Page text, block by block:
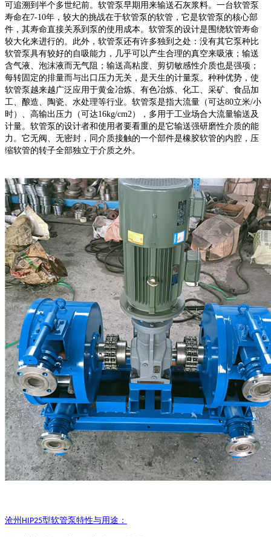
可追溯到半个多世纪前。软管泵早期用来输送石灰浆料。一台软管泵
寿命在7-10年，较大的挑战在于软管泵的软管，它是软管泵的核心部
件，其寿命直接关系到泵的使用成本。软管泵的设计是围绕软管寿命
较大化来进行的。此外，软管泵还有许多独到之处：没有其它泵种比
软管泵具有较好的自吸能力，几乎可以产生合理的真空来吸液；输送
含气液、泡沫液而无气阻；输送高粘度、剪切敏感性介质也是强项；
每转固定的排量而与出口压力无关，是天生的计量泵。种种优势，使
软管泵越来越广泛应用于黄金冶炼、有色冶炼、化工、采矿、食品加
工、酿造、陶瓷、水处理等行业。软管泵是指大流量（可达80立米/小
时）、高输出压力（可达16kg/cm2），多用于工业场合大流量输送及
计量。软管泵的设计者和使用者要看重的是它输送强研磨性介质的能
力。它无阀、无密封，同介质接触的一个部件是橡胶软管的内腔，压
缩软管的转子全部独立于介质之外。
沧州 HIP25型软管泵特性与用途：